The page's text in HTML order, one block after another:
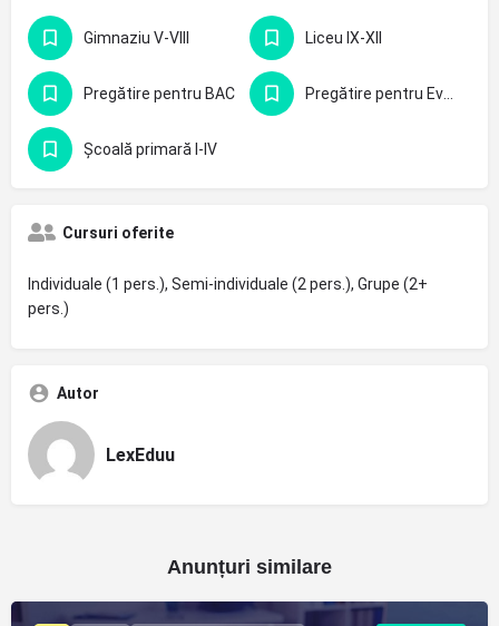
Gimnaziu V-VIII Liceu IX-XII
Pregătire pentru BAC Pregătire pentru Evaluarea Națională - clasa 8-a
Școală primară I-IV
Cursuri oferite
Individuale (1 pers.), Semi-individuale (2 pers.), Grupe (2+
pers.)
Autor
LexEduu
Anunțuri similare